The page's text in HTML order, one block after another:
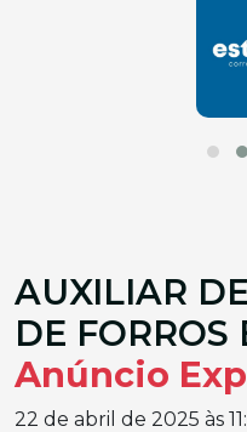
AUXILIAR
DE FORROS
Anúncio
22 de abril de 2025 às